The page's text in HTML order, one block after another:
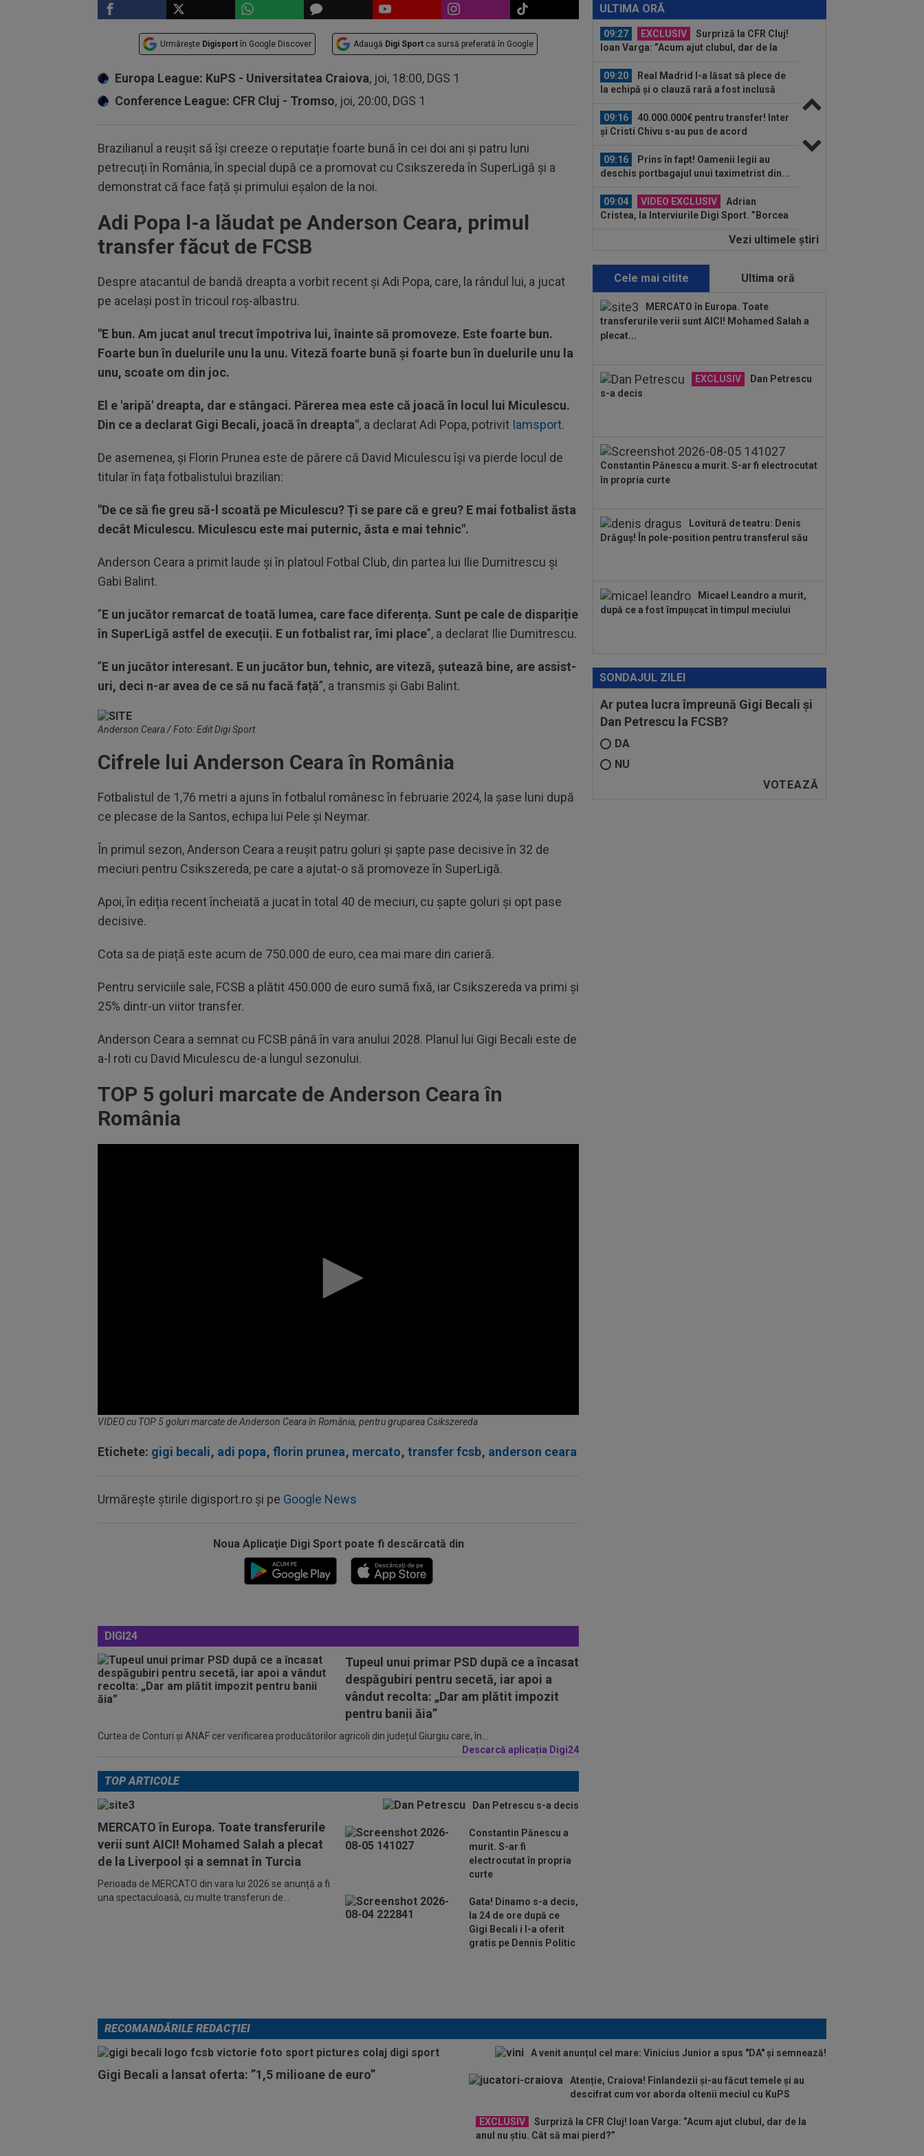
Urmărește Digisport în Google Discover Adaugă Digi Sport ca sursă preferată în Google
Europa League: KuPS - Universitatea Craiova, joi, 18:00, DGS 1
Conference League: CFR Cluj - Tromso, joi, 20:00, DGS 1
Brazilianul a reușit să își creeze o reputație foarte bună în cei doi ani și patru luni
petrecuți în România, în special după ce a promovat cu Csikszereda în SuperLigă și a
demonstrat că face față și primului eșalon de la noi.
Adi Popa l-a lăudat pe Anderson Ceara, primul
transfer făcut de FCSB
Despre atacantul de bandă dreapta a vorbit recent și Adi Popa, care, la rândul lui, a jucat
pe același post în tricoul roș-albastru.
"E bun. Am jucat anul trecut împotriva lui, înainte să promoveze. Este foarte bun.
Foarte bun în duelurile unu la unu. Viteză foarte bună și foarte bun în duelurile unu la
unu, scoate om din joc.
El e 'aripă' dreapta, dar e stângaci. Părerea mea este că joacă în locul lui Miculescu.
Din ce a declarat Gigi Becali, joacă în dreapta", a declarat Adi Popa, potrivit Iamsport.
De asemenea, și Florin Prunea este de părere că David Miculescu își va pierde locul de
titular în fața fotbalistului brazilian:
"De ce să fie greu să-l scoată pe Miculescu? Ți se pare că e greu? E mai fotbalist ăsta
decât Miculescu. Miculescu este mai puternic, ăsta e mai tehnic".
Anderson Ceara a primit laude și în platoul Fotbal Club, din partea lui Ilie Dumitrescu și
Gabi Balint.
”E un jucător remarcat de toată lumea, care face diferența. Sunt pe cale de dispariție
în SuperLigă astfel de execuții. E un fotbalist rar, îmi place”, a declarat Ilie Dumitrescu.
”E un jucător interesant. E un jucător bun, tehnic, are viteză, șutează bine, are assist-
uri, deci n-ar avea de ce să nu facă față”, a transmis și Gabi Balint.
Anderson Ceara / Foto: Edit Digi Sport
Cifrele lui Anderson Ceara în România
Fotbalistul de 1,76 metri a ajuns în fotbalul românesc în februarie 2024, la șase luni după
ce plecase de la Santos, echipa lui Pele și Neymar.
În primul sezon, Anderson Ceara a reușit patru goluri și șapte pase decisive în 32 de
meciuri pentru Csikszereda, pe care a ajutat-o să promoveze în SuperLigă.
Apoi, în ediția recent încheiată a jucat în total 40 de meciuri, cu șapte goluri și opt pase
decisive.
Cota sa de piață este acum de 750.000 de euro, cea mai mare din carieră.
Pentru serviciile sale, FCSB a plătit 450.000 de euro sumă fixă, iar Csikszereda va primi și
25% dintr-un viitor transfer.
Anderson Ceara a semnat cu FCSB până în vara anului 2028. Planul lui Gigi Becali este de
a-l roti cu David Miculescu de-a lungul sezonului.
TOP 5 goluri marcate de Anderson Ceara în
România
Volume
VIDEO cu TOP 5 goluri marcate de Anderson Ceara în România, pentru gruparea Csikszereda
Etichete: gigi becali, adi popa, florin prunea, mercato, transfer fcsb, anderson ceara
Urmărește știrile digisport.ro și pe Google News
Noua Aplicaţie Digi Sport poate fi descărcată din
DIGI24
Tupeul unui primar PSD după ce a încasat
despăgubiri pentru secetă, iar apoi a
vândut recolta: „Dar am plătit impozit
pentru banii ăia”
Curtea de Conturi și ANAF cer verificarea producătorilor agricoli din județul Giurgiu care, în...
Descarcă aplicația Digi24
ULTIMA ORĂ
făcut temele și au descifrat cum vor
aborda...
09:27
EXCLUSIV
Surpriză la CFR Cluj!
Ioan Varga: ”Acum ajut clubul, dar de la
09:20
Real Madrid l-a lăsat să plece de
la echipă și o clauză rară a fost inclusă
09:16
40.000.000€ pentru transfer! Inter
și Cristi Chivu s-au pus de acord
09:16
Prins în fapt! Oamenii legii au
deschis portbagajul unui taximetrist din...
09:04 VIDEO EXCLUSIV
Adrian
Cristea, la Interviurile Digi Sport. ”Borcea
Suma uriașă care i se reține lui
09:53
A venit anunțul cel mare: Vinicius
Junior a spus "DA" și semnează!
09:45
Mirel Rădoi și-a spus
nemulțumirea de la Gaziantep
milioane de euro”
Vezi ultimele ştiri
Cele mai citite Ultima oră
MERCATO în Europa. Toate
transferurile verii sunt AICI! Mohamed Salah a
plecat...
EXCLUSIV
Dan Petrescu
s-a decis
Constantin Pănescu a murit. S-ar fi electrocutat
în propria curte
Lovitură de teatru: Denis
Drăguș! În pole-position pentru transferul său
Micael Leandro a murit,
după ce a fost împușcat în timpul meciului
SONDAJUL ZILEI
Ar putea lucra împreună Gigi Becali și
Dan Petrescu la FCSB?
DA
NU
TOP ARTICOLE
MERCATO în Europa. Toate transferurile
verii sunt AICI! Mohamed Salah a plecat
de la Liverpool și a semnat în Turcia
Perioada de MERCATO din vara lui 2026 se anunță a fi
una spectaculoasă, cu multe transferuri de...
Dan Petrescu s-a decis
Constantin Pănescu a
murit. S-ar fi
electrocutat în propria
curte
Gata! Dinamo s-a decis,
la 24 de ore după ce
Gigi Becali i l-a oferit
gratis pe Dennis Politic
RECOMANDĂRILE REDACȚIEI
Gigi Becali a lansat oferta: ”1,5 milioane de euro”
A venit anunțul cel mare: Vinicius Junior a spus "DA" și semnează!
Atenție, Craiova! Finlandezii și-au făcut temele și au
descifrat cum vor aborda oltenii meciul cu KuPS
EXCLUSIV
Surpriză la CFR Cluj! Ioan Varga: ”Acum ajut clubul, dar de la
anul nu știu. Cât să mai pierd?”